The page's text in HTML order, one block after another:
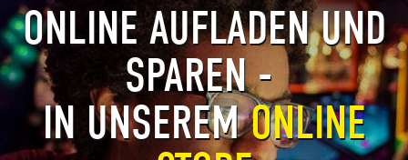
ONLINE AUFLADEN UND
SPAREN -
IN UNSEREMONLINE